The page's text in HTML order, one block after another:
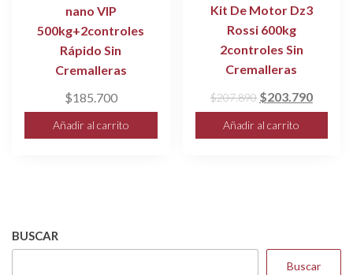
nano VIP
500kg+2controles
Rápido Sin
Cremalleras
$185.700
Añadir al carrito
Kit De Motor Dz3
Rossi 600kg
2controles Sin
Cremalleras
$207.890 El
precio
$203.790El
precio
Añadir al carrito
BUSCAR
Buscar